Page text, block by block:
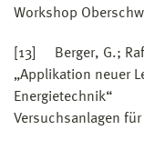
Workshop
[13] Berger, G.;
„Applikation neuer
Energietechnik“
Versuchsanlagen